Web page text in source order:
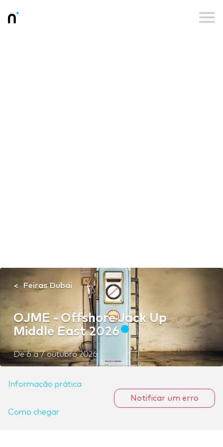
Feiras Dubai
OJME - Offshore Jack Up
Middle East 2026
De6a7 outubro 2026
Informação prática
Como chegar
Notificar um erro